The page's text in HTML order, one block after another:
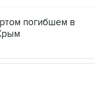
погибшем в